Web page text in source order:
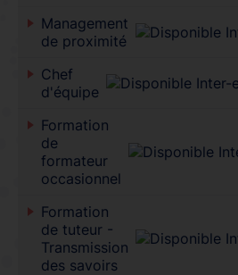
Management
de proximité
Chef
d'équipe
Formation
de
formateur
occasionnel
Formation
de tuteur -
Transmission
des savoirs